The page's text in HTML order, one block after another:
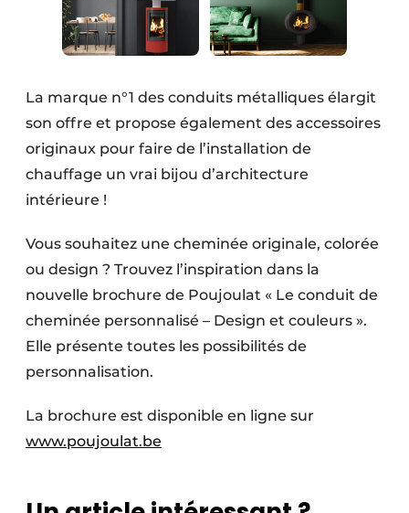
La marque n°1 des conduits métalliques élargit
son offre et propose également des accessoires
originaux pour faire de l’installation de
chauffage un vrai bijou d’architecture
intérieure !
Vous souhaitez une cheminée originale, colorée
ou design ? Trouvez l’inspiration dans la
nouvelle brochure de Poujoulat « Le conduit de
cheminée personnalisé – Design et couleurs ».
Elle présente toutes les possibilités de
personnalisation.
La brochure est disponible en ligne sur
www.poujoulat.be